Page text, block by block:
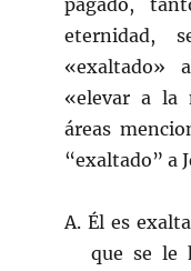
eternidad,
«exaltado»
«elevar a la
áreas
“exaltado” a
A. Él es
que se le